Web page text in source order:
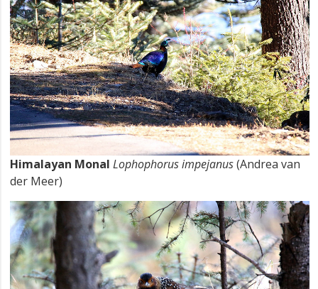
Himalayan Monal Lophophorus impejanus(Andrea van
der Meer)